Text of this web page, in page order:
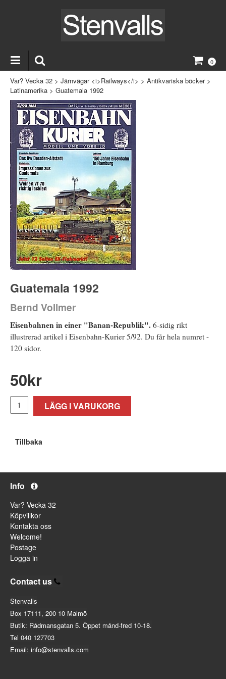
0
Var? Vecka 32 > Järnvägar <i>Railways</i> > Antikvariska böcker>
Latinamerika > Guatemala 1992
Guatemala 1992
Bernd Vollmer
Eisenbahnen in einer "Banan-Republik". 6-sidig rikt
illustrerad artikel i Eisenbahn-Kurier 5/92. Du får hela numret -
120 sidor.
50kr
LÄGG I VARUKORG
Tillbaka
Info
Var? Vecka 32
Köpvillkor
Kontakta oss
Welcome!
Postage
Logga in
Contact us
Stenvalls
Box 17111, 200 10 Malmö
Butik: Rådmansgatan 5. Öppet månd-fred 10-18.
Tel 040 127703
Email: info@stenvalls.com